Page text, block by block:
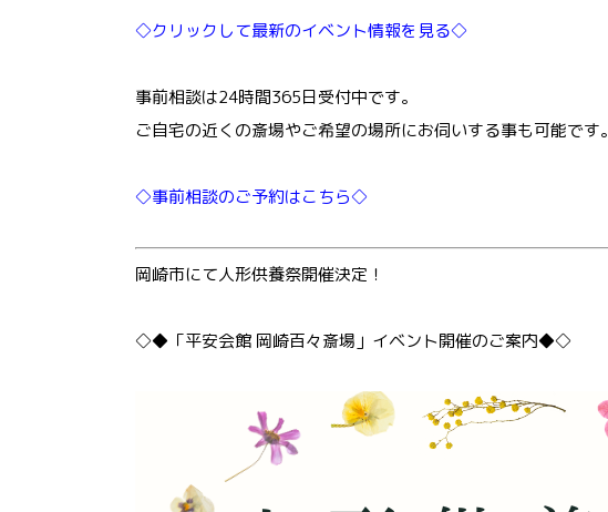
◇クリックして最新のイベント情報を見る◇
事前相談は24時間365日受付中です。
ご自宅の近くの斎場やご希望の場所にお伺いする事も可能です。
◇事前相談のご予約はこちら◇
岡崎市にて人形供養祭開催決定！
◇◆「平安会館 岡崎百々斎場」イベント開催のご案内◆◇